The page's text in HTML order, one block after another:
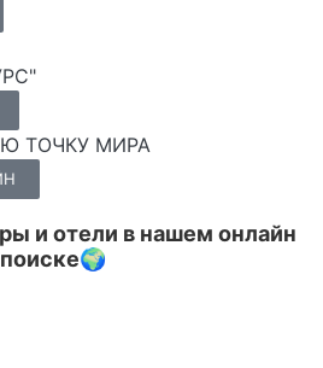
ТОЧКУ МИРА
и отели в нашем онлайн
поиске🌍